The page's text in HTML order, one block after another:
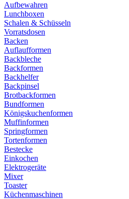
Aufbewahren
Lunchboxen
Schalen & Schüsseln
Vorratsdosen
Backen
Auflaufformen
Backbleche
Backformen
Backhelfer
Backpinsel
Brotbackformen
Bundformen
Königskuchenformen
Muffinformen
Springformen
Tortenformen
Bestecke
Einkochen
Elektrogeräte
Mixer
Toaster
Küchenmaschinen